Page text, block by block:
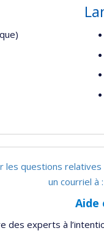
les questions
un courriel à :
Aide
des experts à